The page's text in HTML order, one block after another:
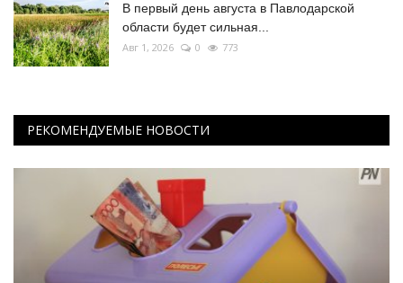
В первый день августа в Павлодарской
области будет сильная...
Авг 1, 2026 0 773
РЕКОМЕНДУЕМЫЕ НОВОСТИ